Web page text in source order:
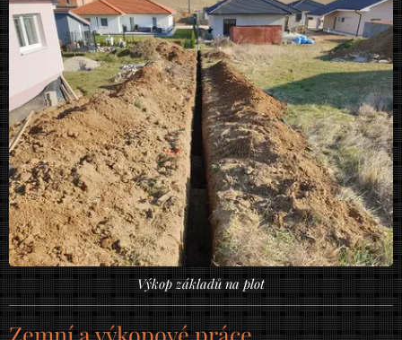
Výkop základů na plot
Zemní a výkopové práce